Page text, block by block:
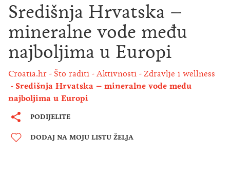
Središnja Hrvatska –
mineralne vode među
najboljima u Europi
Croatia.hr Što raditi Aktivnosti Zdravlje i wellness
Središnja Hrvatska – mineralne vode među
najboljima u Europi
PODIJELITE
DODAJ NA MOJU LISTU ŽELJA